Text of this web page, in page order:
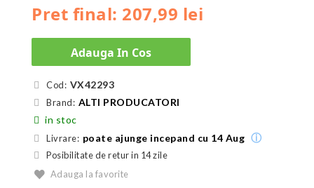
Pret final: 207,99 lei
Adauga In Cos
Cod: VX42293
Brand: ALTI PRODUCATORI
in stoc
Livrare: poate ajunge incepand cu 14 Aug ⓘ
Posibilitate de retur in 14 zile
Adauga la favorite